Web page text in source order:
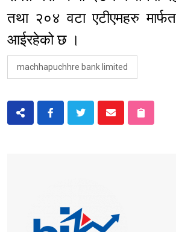
तथा २०४ वटा एटीएमहरु
आईरहेको छ ।
machhapuchhre bank limited